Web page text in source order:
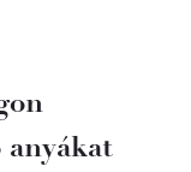
anyákat